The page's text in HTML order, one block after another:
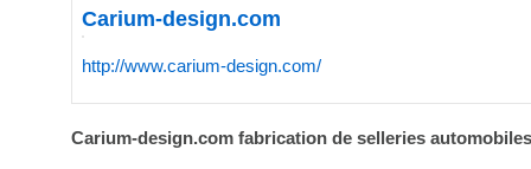
Carium-design.com
http://www.carium-design.com/
Carium-design.com fabrication de selleries